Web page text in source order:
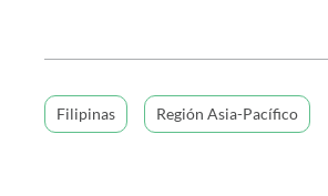
Filipinas Región Asia-Pacífico